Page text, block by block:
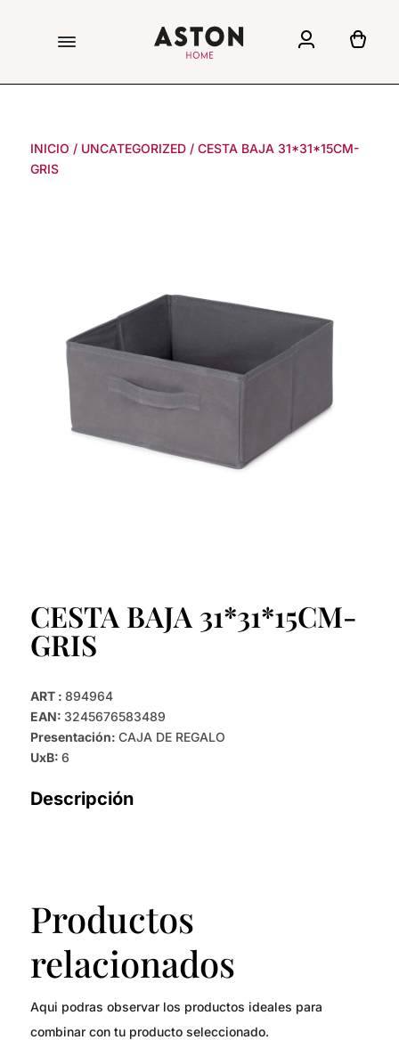
INICIO / UNCATEGORIZED/ CESTA BAJA 31*31*15CM-
GRIS
CESTA BAJA 31*31*15CM-
GRIS
ART : 894964
EAN: 3245676583489
Presentación: CAJA DE REGALO
UxB: 6
Descripción
Productos
relacionados
Aqui podras observar los productos ideales para
combinar con tu producto seleccionado.